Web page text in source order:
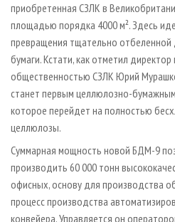
приобретенная СЗЛК в
площадью порядка 4000 м². Здесь
превращения тщательно отбеленной
бумаги. Кстати, как отметил
общественностью СЗЛК Юрий
станет первым целлюлозно-
которое перейдет на полностью
целлюлозы.
Суммарная мощность новой БДМ-9
производить 60 000 тонн
офисных, основу для производства
процесс производства
конвейера. Управляется он